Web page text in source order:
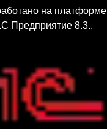
на платформе
Предприятие 8.3..